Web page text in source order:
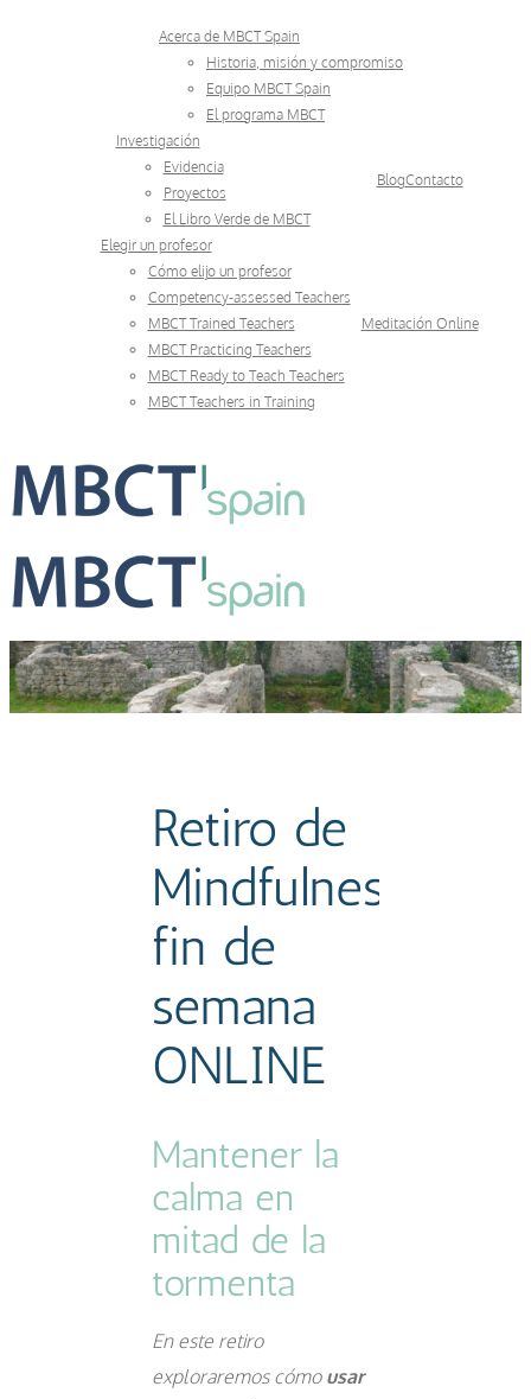
Acerca de MBCT Spain
Historia, misión y compromiso
Equipo MBCT Spain
El programa MBCT
Investigación
Evidencia
Proyectos
El Libro Verde de MBCT
BlogContacto
Elegir un profesor
Cómo elijo un profesor
Competency-assessed Teachers
MBCT Trained Teachers
MBCT Practicing Teachers
MBCT Ready to Teach Teachers
MBCT Teachers in Training
Meditación Online
Retiro de
Mindfulness,
fin de
semana
ONLINE
Mantener la
calma en
mitad de la
tormenta
En este retiro
exploraremos cómo usar